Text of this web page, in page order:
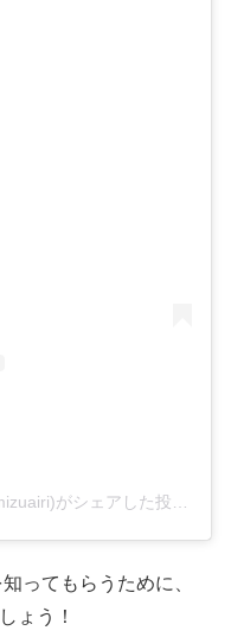
清水あいり Airi Shimizuさん(@shimizuairi)がシェアした投稿
ってもらうために、
ょう！